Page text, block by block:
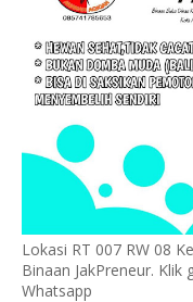
Lokasi RT 007 RW 08
Binaan JakPreneur.
Whatsapp